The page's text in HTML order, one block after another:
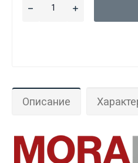
Описание